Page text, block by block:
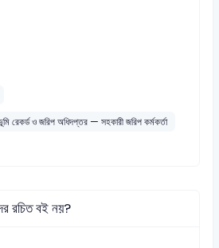
রেকর্ড ও জরিপ অধিদপ্তর — সহকারী জরিপ কর্মকর্তা
রচিত বই নয়?